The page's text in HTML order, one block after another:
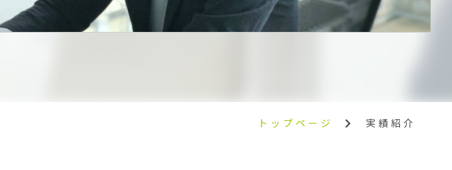
トップページ 実績紹介